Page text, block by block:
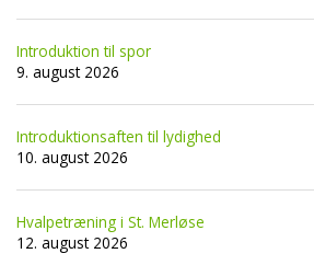
Introduktion til spor
9. august 2026
Introduktionsaften til lydighed
10. august 2026
Hvalpetræning i St. Merløse
12. august 2026